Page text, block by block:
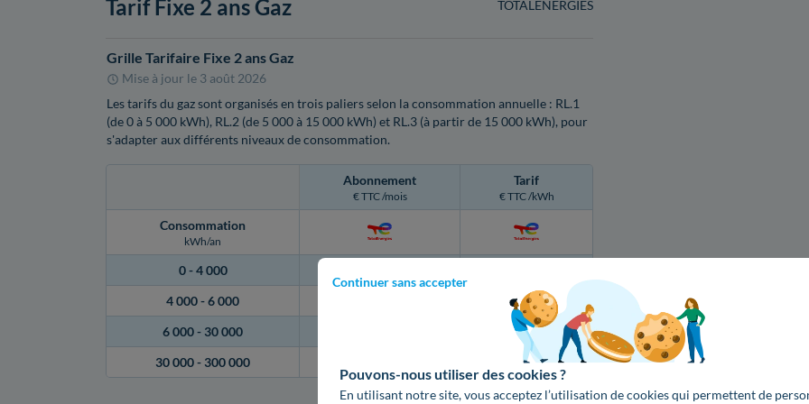
Continuer sans accepter
Pouvons-nous utiliser des cookies ?
En utilisant notre site, vous acceptez l’utilisation de cookies qui permettent de
TOTALENERGIES
Tarif Fixe 2 ans Gaz
Grille Tarifaire Fixe 2 ans Gaz
Mise à jour le 3 août 2026
Les tarifs du gaz sont organisés en trois paliers selon la consommation annuelle : RL.1
(de 0 à 5 000 kWh), RL.2 (de 5 000 à 15 000 kWh) et RL.3 (à partir de 15 000 kWh), pour
s'adapter aux différents niveaux de consommation.
Abonnement
€ TTC /mois
Tarif
€ TTC /kWh
Consommation
kWh/an
0 -4 000
4 000 -6 000
0,1233 €
6 000 - 30 000
0,1233 €
30 000 - 300 000 0,1233 €